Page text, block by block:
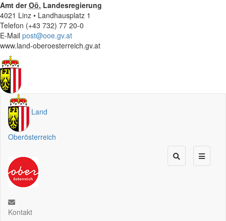
Amt derOö. Landesregierung
4021 Linz • Landhausplatz 1
Telefon (+43 732) 77 20-0
E-Mail post@ooe.gv.at
www.land-oberoesterreich.gv.at
Land
Oberösterreich
Kontakt